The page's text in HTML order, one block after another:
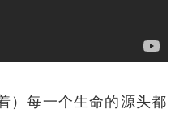
）每一个生命的源头都